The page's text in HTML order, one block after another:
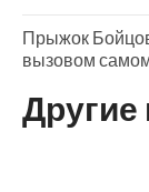
Прыжок
вызовом
Другие